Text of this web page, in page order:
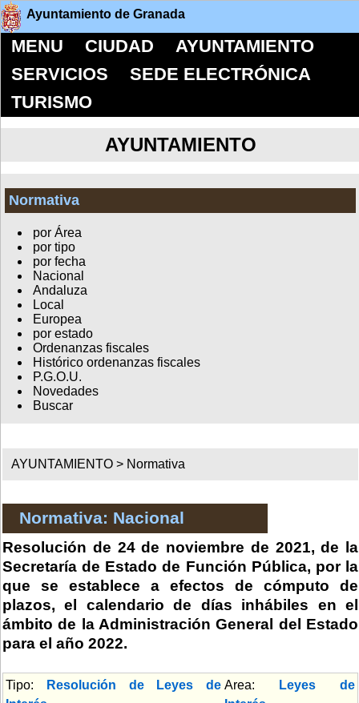
Ayuntamiento de Granada
MENU CIUDAD
AYUNTAMIENTO
SERVICIOS
SEDE ELECTRÓNICA
TURISMO
AYUNTAMIENTO
Normativa
por Área
por tipo
por fecha
Nacional
Andaluza
Local
Europea
por estado
Ordenanzas fiscales
Histórico ordenanzas fiscales
P.G.O.U.
Novedades
Buscar
AYUNTAMIENTO > Normativa
Normativa: Nacional
Resolución de 24 de noviembre de 2021, de la
Secretaría de Estado de Función Pública, por la
que se establece a efectos de cómputo de
plazos, el calendario de días inhábiles en el
ámbito de la Administración General del Estado
para el año 2022.
Tipo:
Resolución de Leyes de Area:
Leyes de